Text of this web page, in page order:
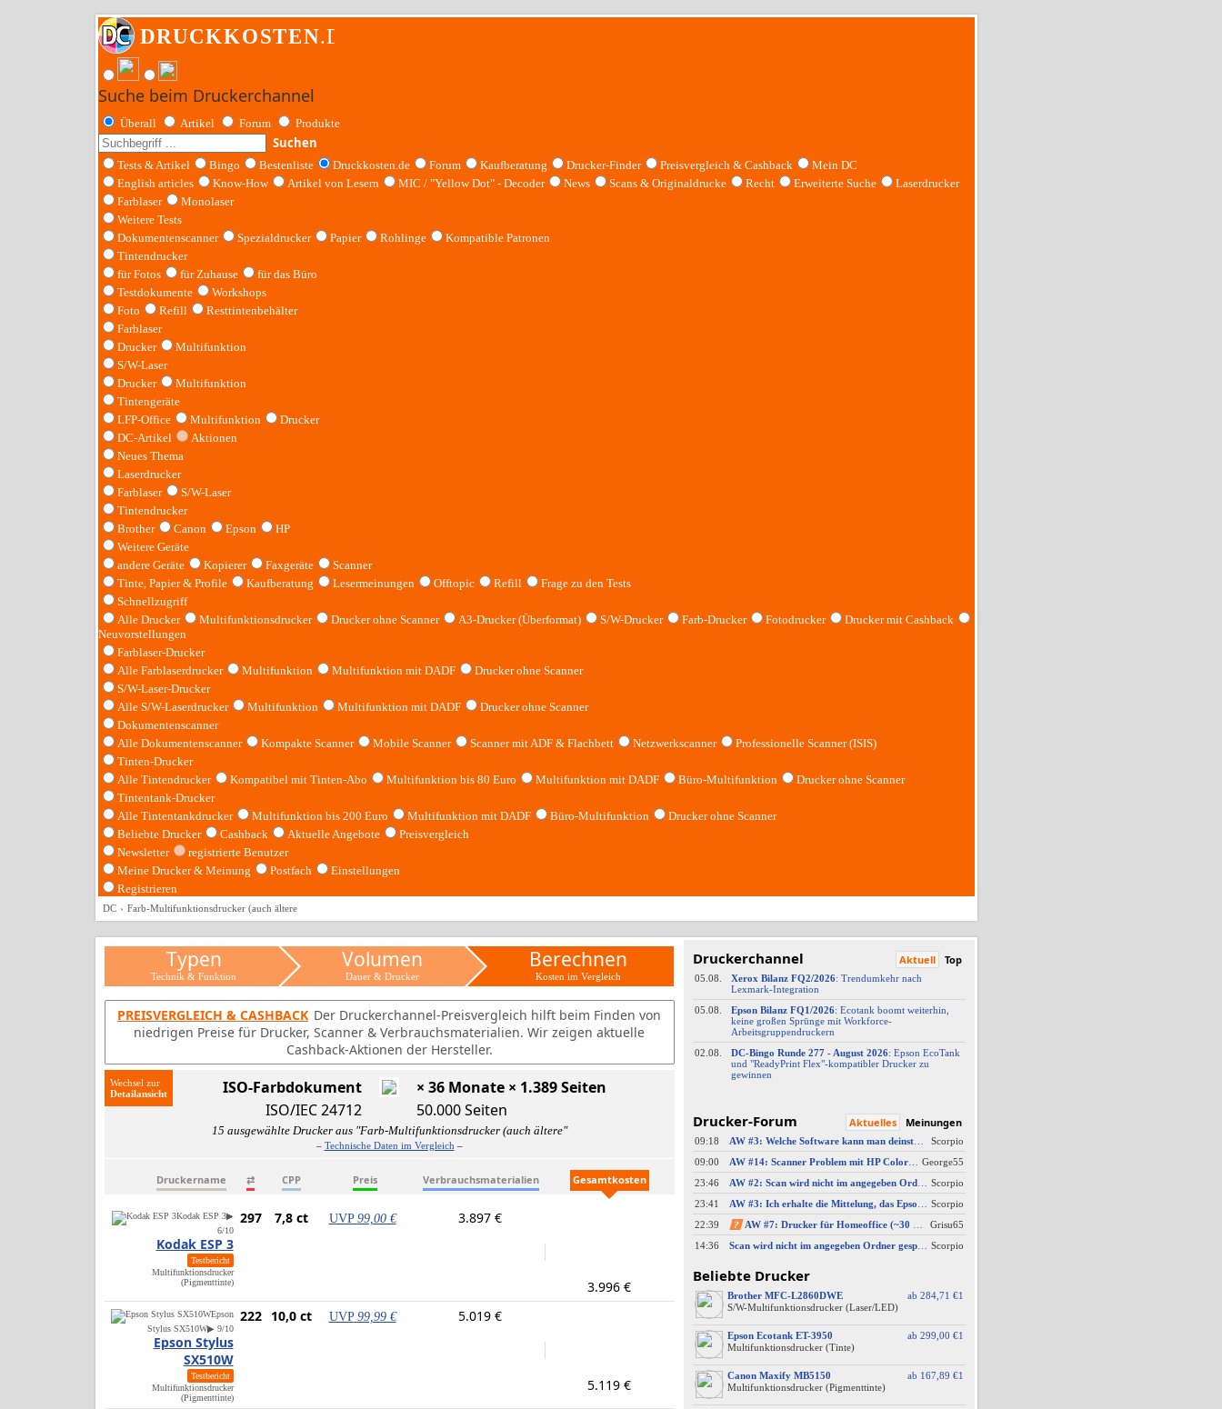
Suche beim Druckerchannel
Überall Artikel Forum Produkte
Suchen
Tests & Artikel Bingo Bestenliste Druckkosten.de Forum Kaufberatung Drucker-Finder Preisvergleich & Cashback
Mein DC
English articles
Know-How Artikel von Lesern MIC / "Yellow Dot" - Decoder News Scans & Originaldrucke Recht Erweiterte Suche
Laserdrucker
Farblaser
Monolaser
Weitere Tests
Dokumentenscanner
Spezialdrucker Papier Rohlinge
Kompatible Patronen
Tintendrucker
für Fotos
für Zuhause
für das Büro
Testdokumente
Workshops
Foto
Refill
Resttintenbehälter
Farblaser
Drucker
Multifunktion
S/W-Laser
Drucker
Multifunktion
Tintengeräte
LFP-Office
Multifunktion
Drucker
DC-Artikel
Aktionen
Neues Thema
Laserdrucker
Farblaser
S/W-Laser
Tintendrucker
Brother
Canon Epson
HP
Weitere Geräte
andere Geräte
Kopierer Faxgeräte
Scanner
Tinte, Papier & Profile
Kaufberatung Lesermeinungen Offtopic Refill
Frage zu den Tests
Schnellzugriff
Alle Drucker
Multifunktionsdrucker Drucker ohne Scanner A3-Drucker (Überformat) S/W-Drucker Farb-Drucker Fotodrucker
Drucker mit Cashback
Neuvorstellungen
Farblaser-Drucker
Alle Farblaserdrucker
Multifunktion Multifunktion mit DADF
Drucker ohne Scanner
S/W-Laser-Drucker
Alle S/W-Laserdrucker
Multifunktion Multifunktion mit DADF
Drucker ohne Scanner
Dokumentenscanner
Alle Dokumentenscanner
Kompakte Scanner Mobile Scanner Scanner mit ADF & Flachbett Netzwerkscanner
Professionelle Scanner (ISIS)
Tinten-Drucker
Alle Tintendrucker
Kompatibel mit Tinten-Abo Multifunktion bis 80 Euro Multifunktion mit DADF Büro-Multifunktion
Drucker ohne Scanner
Tintentank-Drucker
Alle Tintentankdrucker
Multifunktion bis 200 Euro Multifunktion mit DADF Büro-Multifunktion
Drucker ohne Scanner
Beliebte Drucker
Cashback Aktuelle Angebote
Preisvergleich
Newsletter
registrierte Benutzer
Meine Drucker & Meinung
Postfach
Einstellungen
Registrieren
DC Farb-Multifunktionsdrucker (auch ältere
Typen
Technik & Funktion
Volumen
Dauer & Drucker
Berechnen
Kosten im Vergleich
PREISVERGLEICH & CASHBACK Der Druckerchannel-Preisvergleich hilft beim Finden von
niedrigen Preise für Drucker, Scanner & Verbrauchsmaterialien. Wir zeigen aktuelle
Cashback-Aktionen der Hersteller.
Wechsel zur
ISO-Farbdokument
ISO/IEC 24712
× 36 Monate × 1.389 Seiten
50.000 Seiten
15 ausgewählte Drucker aus "Farb-Multifunktionsdrucker (auch ältere"
– Technische Daten im Vergleich –
Druckername ⇄ CPP Preis Verbrauchsmaterialien Gesamtkosten
Kodak ESP 3▶
6/10
Kodak ESP 3
Testbericht
Multifunktionsdrucker
(Pigmenttinte)
297 7,8 ct UVP 99,00 € 3.897 €
3.996 €
Epson
Stylus SX510W▶ 9/10
Epson Stylus
SX510W
Testbericht
Multifunktionsdrucker
(Pigmenttinte)
222 10,0 ct UVP 99,99 € 5.019 €
5.119 €
Druckerchannel Aktuell Top
05.08. Xerox Bilanz FQ2/2026: Trendumkehr nach
Lexmark-​Integration
05.08.
Epson Bilanz FQ1/2026: Ecotank boomt weiterhin,
keine großen Sprünge mit Workforce-​
Arbeitsgruppendruckern
02.08.
DC-​Bingo Runde 277 -​ August 2026: Epson EcoTank
und "ReadyPrint Flex"-​kompatibler Drucker zu
gewinnen
Drucker-Forum Aktuelles Meinungen
09:18 AW #3: Welche Software kann man deinstallieren - welche ich zwingend erforderlich
Scorpio
09:00
AW #14: Scanner Problem mit HP Color Laserjet Pro MFP M479fdw
George55
23:46
AW #2: Scan wird nicht im angegeben Ordner gespeichert, wenn vom Bediendisplay gescannt wird
Scorpio
23:41
Scorpio
22:39
?
Grisu65
14:36
Scan wird nicht im angegeben Ordner gespeichert, wenn vom Bediendisplay gescannt wird Scorpio
Beliebte Drucker
ab 284,71 €1
Brother MFC-L2860DWE
S/W-Multifunktionsdrucker (Laser/LED)
ab 299,00 €1
Epson Ecotank ET-3950
Multifunktionsdrucker (Tinte)
ab 167,89 €1
Canon Maxify MB5150
Multifunktionsdrucker (Pigmenttinte)